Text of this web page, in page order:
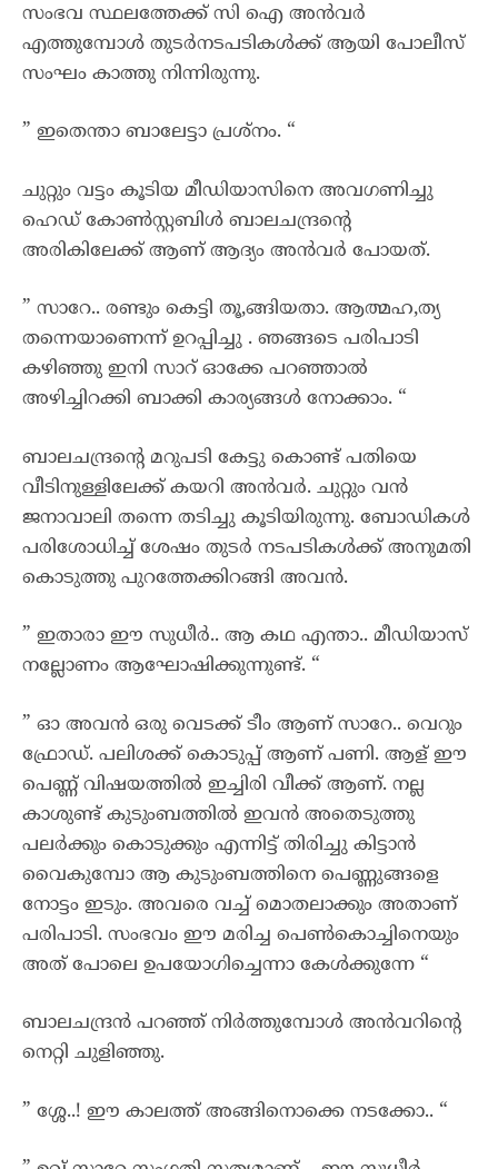
സംഭവ സ്ഥലത്തേക്ക് സി ഐ അൻവർ
എത്തുമ്പോൾ തുടർനടപടികൾക്ക് ആയി പോലീസ്
സംഘം കാത്തു നിന്നിരുന്നു.
” ഇതെന്താ ബാലേട്ടാ പ്രശ്നം. “
ചുറ്റും വട്ടം കൂടിയ മീഡിയാസിനെ അവഗണിച്ചു
ഹെഡ് കോൺസ്റ്റബിൾ ബാലചന്ദ്രന്റെ
അരികിലേക്ക് ആണ് ആദ്യം അൻവർ പോയത്.
” സാറേ.. രണ്ടും കെട്ടി തൂ,ങ്ങിയതാ. ആത്മഹ,ത്യ
തന്നെയാണെന്ന് ഉറപ്പിച്ചു . ഞങ്ങടെ പരിപാടി
കഴിഞ്ഞു ഇനി സാറ് ഓക്കേ പറഞ്ഞാൽ
അഴിച്ചിറക്കി ബാക്കി കാര്യങ്ങൾ നോക്കാം. “
ബാലചന്ദ്രന്റെ മറുപടി കേട്ടു കൊണ്ട് പതിയെ
വീടിനുള്ളിലേക്ക് കയറി അൻവർ. ചുറ്റും വൻ
ജനാവാലി തന്നെ തടിച്ചു കൂടിയിരുന്നു. ബോഡികൾ
പരിശോധിച്ച് ശേഷം തുടർ നടപടികൾക്ക് അനുമതി
കൊടുത്തു പുറത്തേക്കിറങ്ങി അവൻ.
” ഇതാരാ ഈ സുധീർ.. ആ കഥ എന്താ.. മീഡിയാസ്
നല്ലോണം ആഘോഷിക്കുന്നുണ്ട്. “
” ഓ അവൻ ഒരു വെടക്ക് ടീം ആണ് സാറേ.. വെറും
ഫ്രോഡ്. പലിശക്ക് കൊടുപ്പ് ആണ് പണി. ആള് ഈ
പെണ്ണ് വിഷയത്തിൽ ഇച്ചിരി വീക്ക് ആണ്. നല്ല
കാശുണ്ട് കുടുംബത്തിൽ ഇവൻ അതെടുത്തു
പലർക്കും കൊടുക്കും എന്നിട്ട് തിരിച്ചു കിട്ടാൻ
വൈകുമ്പോ ആ കുടുംബത്തിനെ പെണ്ണുങ്ങളെ
നോട്ടം ഇടും. അവരെ വച്ച് മൊതലാക്കും അതാണ്
പരിപാടി. സംഭവം ഈ മരിച്ച പെൺകൊച്ചിനെയും
അത് പോലെ ഉപയോഗിച്ചെന്നാ കേൾക്കുന്നേ “
ബാലചന്ദ്രൻ പറഞ്ഞ് നിർത്തുമ്പോൾ അൻവറിന്റെ
നെറ്റി ചുളിഞ്ഞു.
” ശ്ശേ..! ഈ കാലത്ത് അങ്ങിനൊക്കെ നടക്കോ.. “